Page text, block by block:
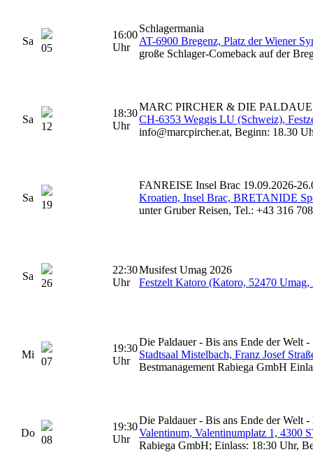
Sa
05
16:00
Uhr
Schlagermania
AT-6900 Bregenz, Platz der Wiener
große Schlager-Comeback auf der
Sa
12
18:30
Uhr
MARC PIRCHER & DIE
CH-6353 Weggis LU (Schweiz),
info@marcpircher.at, Beginn: 18.30
Sa
19
FANREISE Insel Brac 19.09.2026-
Kroatien, Insel Brac, BRETANIDE
unter Gruber Reisen, Tel.: +43 316
Sa
26
22:30
Uhr
Musifest Umag 2026
Festzelt Katoro (Katoro, 52470 Umag,
Mi
07
19:30
Uhr
Die Paldauer - Bis ans Ende der Welt -
Stadtsaal Mistelbach, Franz Josef
Bestmanagement Rabiega GmbH
Do
08
19:30
Uhr
Die Paldauer - Bis ans Ende der Welt -
Valentinum, Valentinumplatz 1, 4300
Rabiega GmbH; Einlass: 18:30 Uhr,